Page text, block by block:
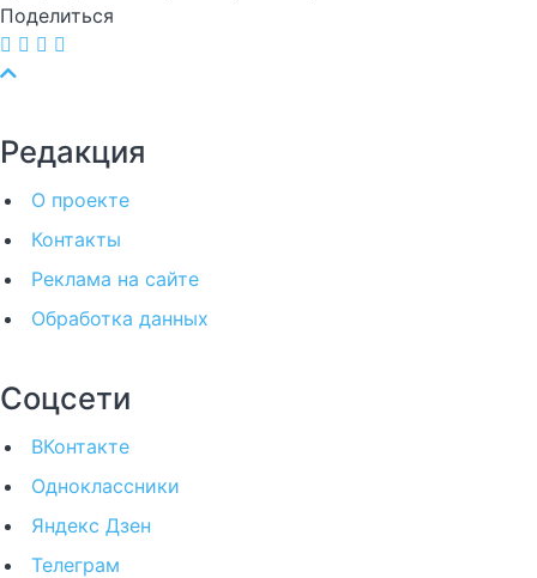
Поделиться
Редакция
О проекте
Контакты
Реклама на сайте
Обработка данных
Соцсети
ВКонтакте
Одноклассники
Яндекс Дзен
Телеграм